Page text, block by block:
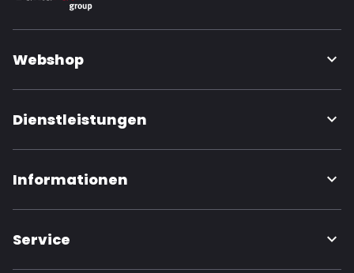
Webshop
Dienstleistungen
Informationen
Service